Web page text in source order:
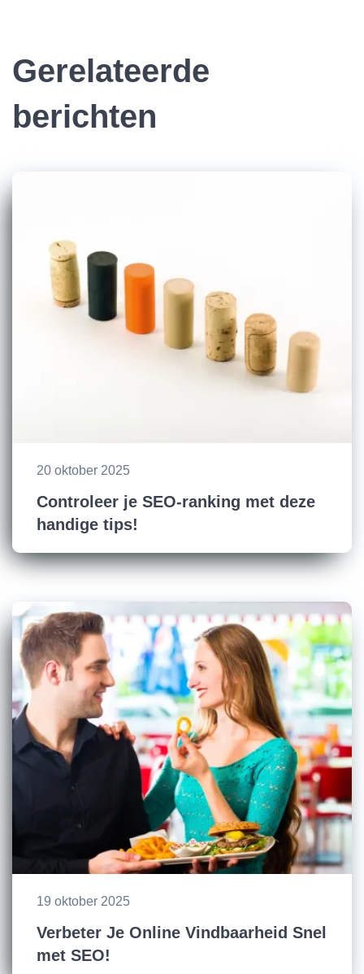
Gerelateerde
berichten
20 oktober 2025
Controleer je SEO-ranking met deze
handige tips!
19 oktober 2025
Verbeter Je Online Vindbaarheid Snel
met SEO!